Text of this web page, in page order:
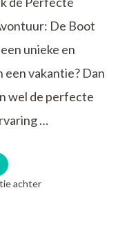
De Boot
unieke en
een vakantie? Dan
wel de perfecte
…
achterop